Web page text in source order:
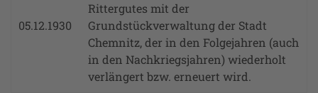
05.12.1930
Rittergutes mit der
Grundstückverwaltung der Stadt
Chemnitz, der in den Folgejahren (auch
in den Nachkriegsjahren) wiederholt
verlängert bzw. erneuert wird.